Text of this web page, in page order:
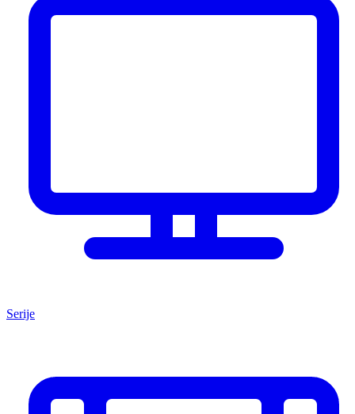
Serije